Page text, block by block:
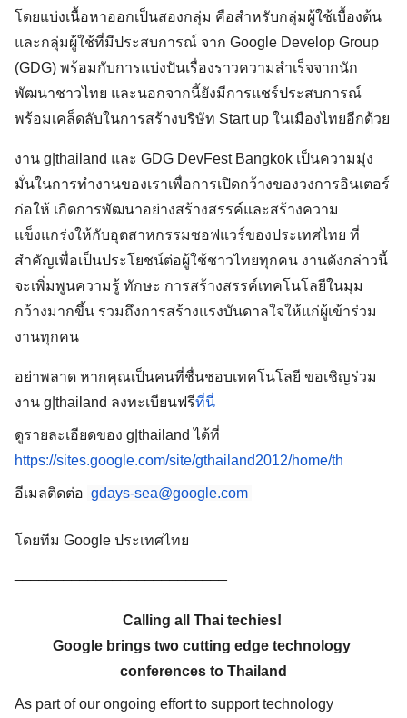
โดยแบ่งเนื้อหาออกเป็นสองกลุ่ม คือสำหรับกลุ่มผู้ใช้เบื้องต้น
และกลุ่มผู้ใช้ที่มีประสบการณ์ จาก Google Develop Group
(GDG) พร้อมกับการแบ่งปันเรื่องราวความสำเร็จจากนัก
พัฒนาชาวไทย และนอกจากนี้ยังมีการแชร์ประสบการณ์
งาน g|thailand และ GDG DevFest Bangkok เป็นความมุ่ง
มั่นในการทำงานของเราเพื่อการเปิดกว้างของวงการอินเตอร์
ก่อให้ เกิดการพัฒนาอย่างสร้างสรรค์และสร้างความ
แข็งแกร่งให้กับอุตสาหกรรมซอฟแวร์ของประเทศไทย ที่
สำคัญเพื่อเป็นประโยชน์ต่อผู้ใช้ชาวไทยทุกคน งานดังกล่าวนี้
จะเพิ่มพูนความรู้ ทักษะ การสร้างสรรค์เทคโนโลยีในมุม
กว้างมากขึ้น รวมถึงการสร้างแรงบันดาลใจให้แก่ผู้เข้าร่วม
งานทุกคน
อย่าพลาด หากคุณเป็นคนที่ชื่นชอบเทคโนโลยี ขอเชิญร่วม
งาน g|thailand ลงทะเบียนฟรีที่นี่
https://sites.google.com/site/gthailand2012/home/th
อีเมลติดต่อ gdays-sea@google.com
โดยทีม Google ประเทศไทย
Calling all Thai techies!
Google brings two cutting edge technology
conferences to Thailand
As part of our ongoing effort to support technology